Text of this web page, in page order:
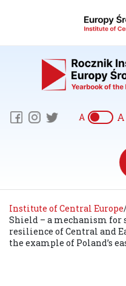
A A
Institute of Central Europe
Shield – a mechanism for
resilience of Central and
the example of Poland’s